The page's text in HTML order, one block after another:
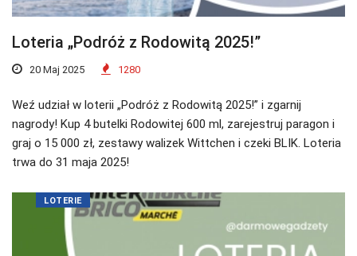
Loteria „Podróż z Rodowitą 2025!”
20 Maj 2025 1280
Weź udział w loterii „Podróż z Rodowitą 2025!” i zgarnij
nagrody! Kup 4 butelki Rodowitej 600 ml, zarejestruj paragon i
graj o 15 000 zł, zestawy walizek Wittchen i czeki BLIK. Loteria
trwa do 31 maja 2025!
LOTERIE